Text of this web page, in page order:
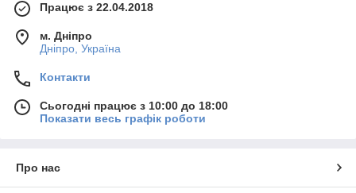
Працює з 22.04.2018
м. Дніпро
Дніпро, Україна
Контакти
Сьогодні працює з 10:00 до 18:00
Показати весь графік роботи
Про нас